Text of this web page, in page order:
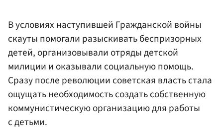
В условиях наступившей Гражданской войны
скауты помогали разыскивать беспризорных
детей, организовывали отряды детской
милиции и оказывали социальную помощь.
Сразу после революции советская власть стала
ощущать необходимость создать собственную
коммунистическую организацию для работы
с детьми.